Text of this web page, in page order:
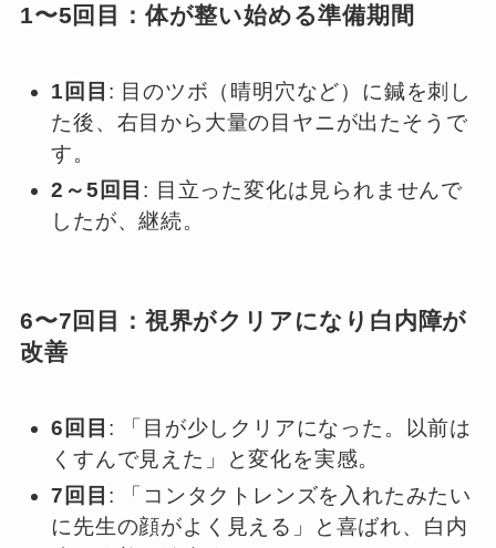
1〜5回目：体が整い始める準備期間
1回目 : 目のツボ（晴明穴など）に鍼を刺し
た後、右目から大量の目ヤニが出たそうで
す。
2～5回目 : 目立った変化は見られませんで
したが、継続。
6〜7回目：視界がクリアになり白内障が
改善
6回目 : 「目が少しクリアになった。以前は
くすんで見えた」と変化を実感。
7回目 : 「コンタクトレンズを入れたみたい
に先生の顔がよく見える」と喜ばれ、白内